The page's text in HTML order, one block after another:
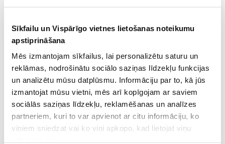
Sīkfailu un Vispārīgo vietnes lietošanas noteikumu
apstiprināšana
Mēs izmantojam sīkfailus, lai personalizētu saturu un
reklāmas, nodrošinātu sociālo saziņas līdzekļu funkcijas
un analizētu mūsu datplūsmu. Informāciju par to, kā jūs
izmantojat mūsu vietni, mēs arī kopīgojam ar saviem
sociālās saziņas līdzekļu, reklamēšanas un analīzes
partneriem, kuri to var apvienot ar citu informāciju, ko
viņiem sniedzat vai ko viņi apkopo, kad lietojat viņu